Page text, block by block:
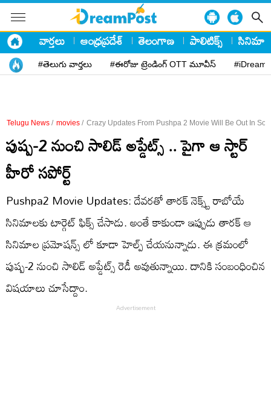
వార్తలు ఆంధ్రప్రదేశ్ తెలంగాణ పాలిటిక్స్ సినిమా
#తెలుగు వార్తలు #ఈరోజు ట్రెండింగ్ OTT మూవీస్
Telugu News / movies / Crazy Updates From Pushpa 2 Movie Will Be Out In
పుష్ప-2 నుంచి సాలిడ్ అప్డేట్స్ .. పైగా ఆ స్టార్
హీరో సపోర్ట్
Pushpa2 Movie Updates: దేవరతో తారక్ నెక్స్ట్ రాబోయే
సినిమాలకు టార్గెట్ ఫిక్స్ చేసాడు. అంతే కాకుండా ఇప్పుడు తారక్ ఆ
సినిమాల ప్రమోషన్స్ లో కూడా హెల్ప్ చేయనున్నాడు. ఈ క్రమంలో
పుష్ప-2 నుంచి సాలిడ్ అప్డేట్స్ రెడీ అవుతున్నాయి. దానికి సంబంధించిన
విషయాలు చూసేద్దాం.